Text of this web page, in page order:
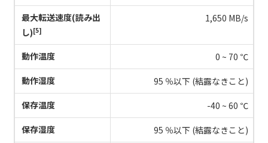
最大転送速度(読み出
し)[5]
1,650 MB/s
動作温度 0 ~ 70 ℃
動作湿度 95 ％以下 (結露なきこと)
保存温度 -40 ~ 60 ℃
保存湿度 95 ％以下 (結露なきこと)